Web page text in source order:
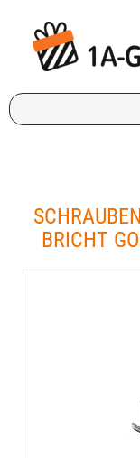
Ich
suche
BRICHT